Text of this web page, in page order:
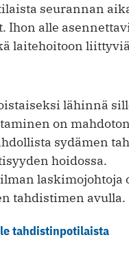
seurannan
Ihon alle
laitehoitoon liittyviä
lähinnä
on
sydämen
hoidossa.
laskimojohtoja
tahdistimen avulla.
tahdistinpotilaista